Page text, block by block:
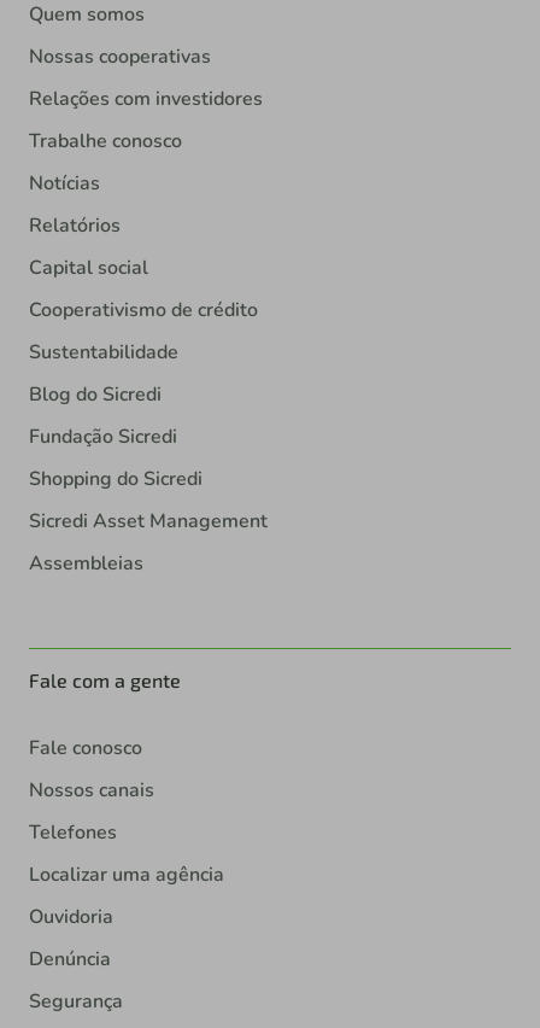
Quem somos
Nossas cooperativas
Relações com investidores
Trabalhe conosco
Notícias
Relatórios
Capital social
Cooperativismo de crédito
Sustentabilidade
Blog do Sicredi
Fundação Sicredi
Shopping do Sicredi
Sicredi Asset Management
Assembleias
Fale com a gente
Fale conosco
Nossos canais
Telefones
Localizar uma agência
Ouvidoria
Denúncia
Segurança